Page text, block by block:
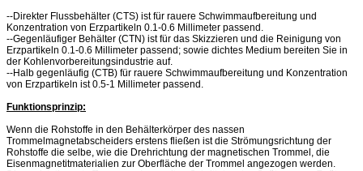
--Direkter Flussbehälter (CTS) ist für rauere Schwimmaufbereitung und
Konzentration von Erzpartikeln 0.1-0.6 Millimeter passend.
--Gegenläufiger Behälter (CTN) ist für das Skizzieren und die Reinigung von
Erzpartikeln 0.1-0.6 Millimeter passend; sowie dichtes Medium bereiten Sie in
der Kohlenvorbereitungsindustrie auf.
--Halb gegenläufig (CTB) für rauere Schwimmaufbereitung und Konzentration
von Erzpartikeln ist 0.5-1 Millimeter passend.
Funktionsprinzip:
Wenn die Rohstoffe in den Behälterkörper des nassen
Trommelmagnetabscheiders erstens fließen ist die Strömungsrichtung der
Rohstoffe die selbe, wie die Drehrichtung der magnetischen Trommel, die
Eisenmagnetitmaterialien zur Oberfläche der Trommel angezogen werden.